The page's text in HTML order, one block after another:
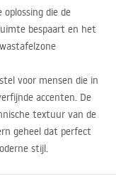
die de
bespaart en het
voor mensen die in
accenten. De
textuur van de
geheel dat perfect
stijl.